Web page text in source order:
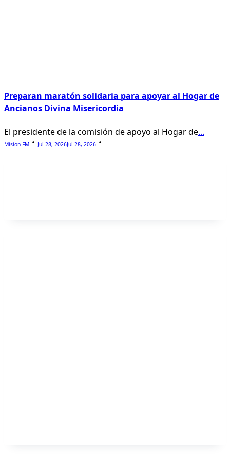
Preparan maratón solidaria para apoyar al Hogar de
Ancianos Divina Misericordia
El presidente de la comisión de apoyo al Hogar de...
Mision FM Jul 28, 2026Jul 28, 2026